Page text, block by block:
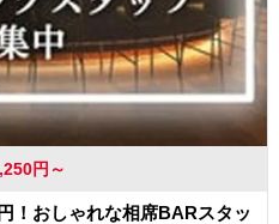
円～
！おしゃれな相席BARスタッ